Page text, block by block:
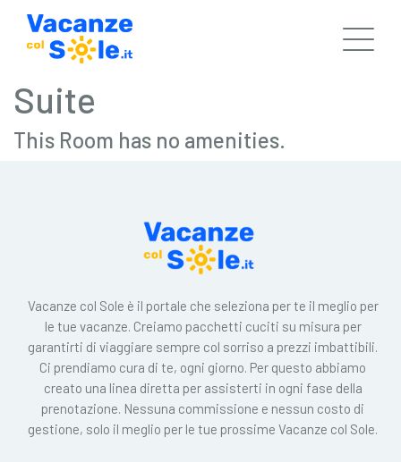
Suite
This Room has no amenities.
Vacanze col Sole è il portale che seleziona per te il meglio per
le tue vacanze. Creiamo pacchetti cuciti su misura per
garantirti di viaggiare sempre col sorriso a prezzi imbattibili.
Ci prendiamo cura di te, ogni giorno. Per questo abbiamo
creato una linea diretta per assisterti in ogni fase della
prenotazione. Nessuna commissione e nessun costo di
gestione, solo il meglio per le tue prossime Vacanze col Sole.